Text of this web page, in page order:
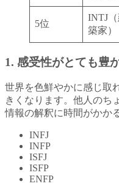
5位
INTJ
築家）
1. 感受性がとても豊
世界を色鮮やかに感じ取
きくなります。他人のち
情報の解釈に時間がかか
INFJ
INFP
ISFJ
ISFP
ENFP